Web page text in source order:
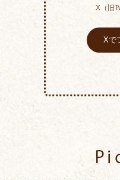
X（旧
Xで